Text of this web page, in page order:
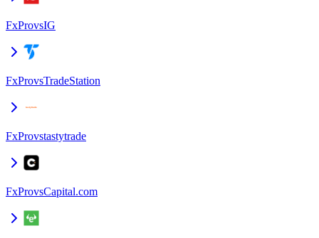
FxProvsIG
FxProvsTradeStation
FxProvstastytrade
FxProvsCapital.com